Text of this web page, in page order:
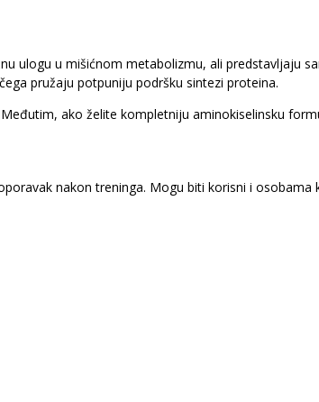
ulogu u mišićnom metabolizmu, ali predstavljaju
pružaju potpuniju podršku sintezi proteina.
ako želite kompletniju aminokiselinsku
nakon treninga. Mogu biti korisni i